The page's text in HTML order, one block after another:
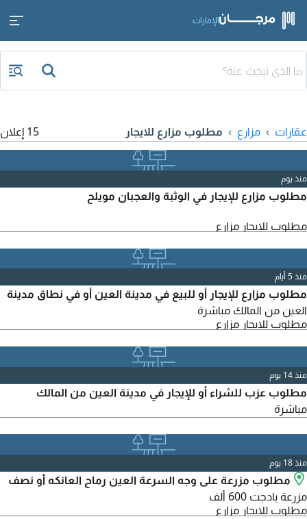
الإمارات
عقارات مزارع مطلوب مزارع للايجار 15 إعلان
منذ يوم
مطلوب مزارع للإيجار في الوثبة والعجبان مويلح
مطلوب للايجار مزارع
منذ 5 أيام
مطلوب مزارع للإيجار أو للبيع في مدينة العين أو في نطاق مدينة
العين من المالك مباشرة
مطلوب للايجار مزارع
منذ 14 يوم
مطلوب عزب للشراء أو للإيجار في مدينة العين من المالك
مباشرة
منذ 18 يوم
مطلوب مزرعة على وجه السرعة العين رماح العانكه أو نصف
مزرعة بادجت 600 ألف
مطلوب للايجار مزارع